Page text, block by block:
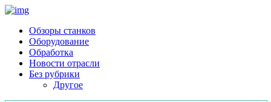
Обзоры станков
Оборудование
Обработка
Новости отрасли
Без рубрики
Другое